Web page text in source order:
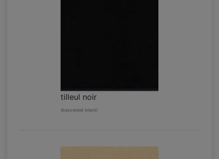
tilleul noir
(basswood black)